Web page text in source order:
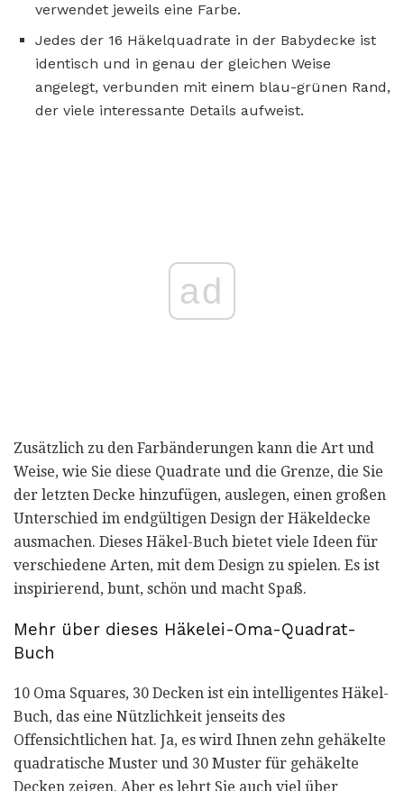
verwendet jeweils eine Farbe.
Jedes der 16 Häkelquadrate in der Babydecke ist
identisch und in genau der gleichen Weise
angelegt, verbunden mit einem blau-grünen Rand,
der viele interessante Details aufweist.
ad
Zusätzlich zu den Farbänderungen kann die Art und
Weise, wie Sie diese Quadrate und die Grenze, die Sie
der letzten Decke hinzufügen, auslegen, einen großen
Unterschied im endgültigen Design der Häkeldecke
ausmachen. Dieses Häkel-Buch bietet viele Ideen für
verschiedene Arten, mit dem Design zu spielen. Es ist
inspirierend, bunt, schön und macht Spaß.
Mehr über dieses Häkelei-Oma-Quadrat-
Buch
10 Oma Squares, 30 Decken ist ein intelligentes Häkel-
Buch, das eine Nützlichkeit jenseits des
Offensichtlichen hat. Ja, es wird Ihnen zehn gehäkelte
quadratische Muster und 30 Muster für gehäkelte
Decken zeigen. Aber es lehrt Sie auch viel über